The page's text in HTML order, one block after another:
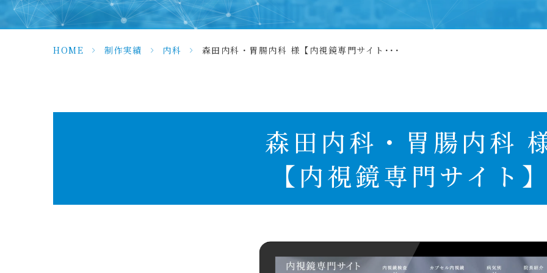
HOME > 制作実績 > 内科 > 森田内科・胃腸内科 様【内視鏡専門サイト･･･
森田内科・胃腸内科
【内視鏡専門サイト